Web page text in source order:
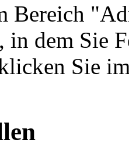
Bereich
in dem Sie
Sie